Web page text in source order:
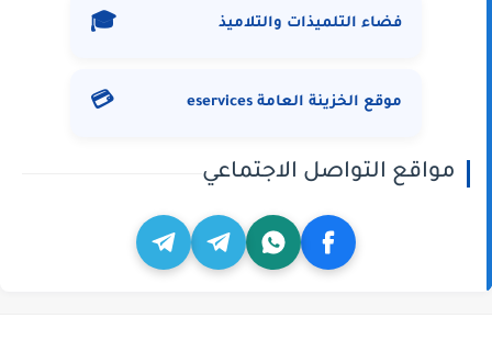
فضاء التلميذات والتلاميذ 🎓
موقع الخزينة العامة eservices 💳
مواقع التواصل الاجتماعي